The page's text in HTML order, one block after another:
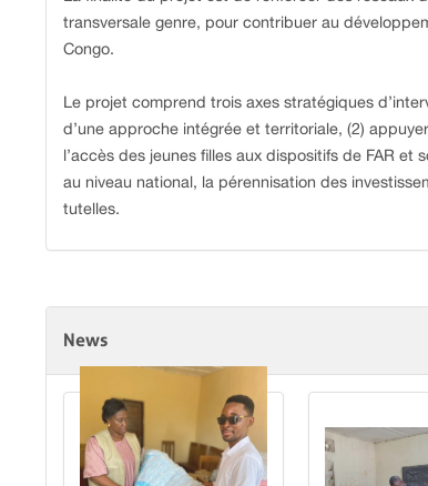
transversale genre, pour contribuer au
Congo.
Le projet comprend trois axes stratégiques
d’une approche intégrée et territoriale, (2)
l’accès des jeunes filles aux dispositifs de FAR
au niveau national, la pérennisation des
tutelles.
News